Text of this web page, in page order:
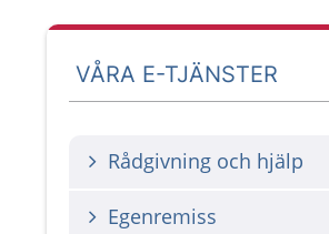
VÅRA E-TJÄNSTER
Rådgivning och hjälp
Egenremiss